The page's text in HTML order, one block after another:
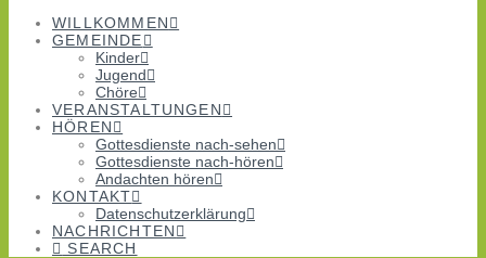
WILLKOMMEN
GEMEINDE
Kinder
Jugend
Chöre
VERANSTALTUNGEN
HÖREN
Gottesdienste nach-sehen
Gottesdienste nach-hören
Andachten hören
KONTAKT
Datenschutzerklärung
NACHRICHTEN
SEARCH